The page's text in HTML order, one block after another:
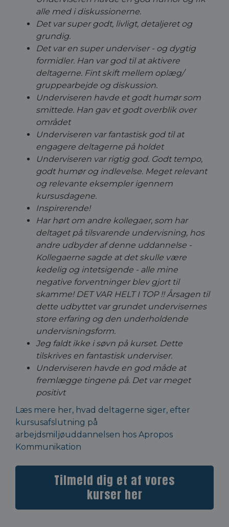
alle med i diskussionerne.
Det var super godt, livligt, detaljeret og
grundig.
Det var en super underviser - og dygtig
formidler. Han var god til at aktivere
deltagerne. Fint skift mellem oplæg/
gruppearbejde og diskussion.
Underviseren havde et godt humør som
smittede. Han gav et godt overblik over
området
Underviseren var fantastisk god til at
engagere deltagerne på holdet
Underviseren var rigtig god. Godt tempo,
godt humør og indlevelse. Meget relevant
og relevante eksempler igennem
kursusdagene.
Inspirerende!
Har hørt om andre kollegaer, som har
deltaget på tilsvarende undervisning, hos
andre udbyder af denne uddannelse -
Kollegaerne sagde at det skulle være
kedelig og intetsigende - alle mine
negative forventninger blev gjort til
skamme! DET VAR HELT I TOP !! Årsagen til
dette udbyttet var grundet undervisernes
store erfaring og den underholdende
undervisningsform.
Jeg faldt ikke i søvn på kurset. Dette
tilskrives en fantastisk underviser.
Underviseren havde en god måde at
fremlægge tingene på. Det var meget
positivt
Læs mere her, hvad deltagerne siger, efter
kursusafslutning på
arbejdsmiljøuddannelsen hos Apropos
Kommunikation
Tilmeld dig et af vores
kurser her